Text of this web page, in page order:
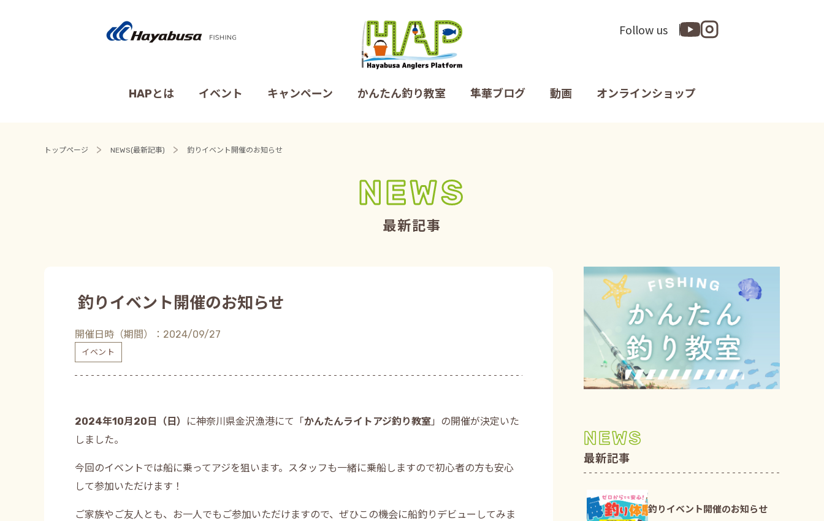
Follow us
HAPとは イベント キャンペーン かんたん釣り教室 隼華ブログ 動画 オンラインショップ
トップページ NEWS(最新記事) 釣りイベント開催のお知らせ
NEWS
最新記事
釣りイベント開催のお知らせ
開催日時（期間）：2024/09/27
イベント
2024年10月20日（日） に神奈川県金沢漁港にて「かんたんライトアジ釣り教室」の開催が決定いた
しました。
今回のイベントでは船に乗ってアジを狙います。スタッフも一緒に乗船しますので初心者の方も安心
して参加いただけます！
ご家族やご友人とも、お一人でもご参加いただけますので、ぜひこの機会に船釣りデビューしてみま
NEWS
最新記事
釣りイベント開催のお知らせ